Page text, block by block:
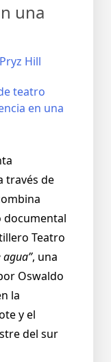
una
Pryz Hill
través de
documental
Teatro
, una
Oswaldo
la
y el
del sur